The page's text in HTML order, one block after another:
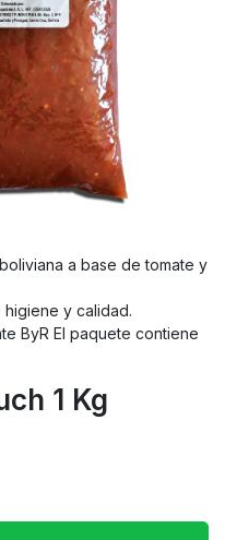
a base de tomate y
y calidad.
ByR El paquete contiene
1 Kg